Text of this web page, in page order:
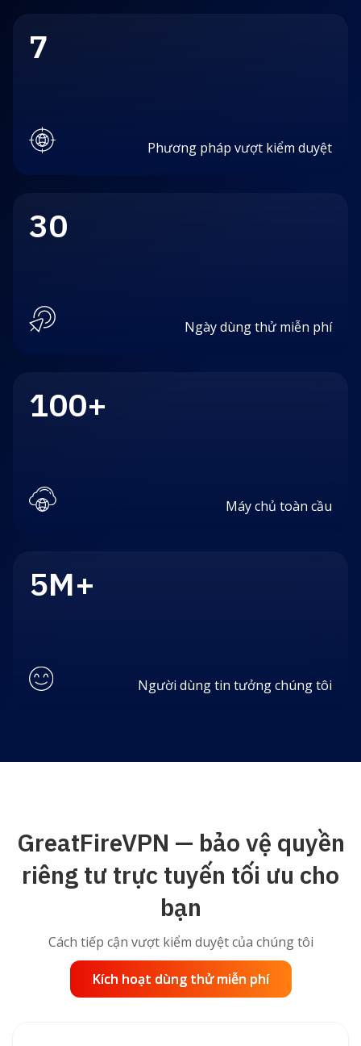
7
Phương pháp vượt kiểm duyệt
30
Ngày dùng thử miễn phí
100+
Máy chủ toàn cầu
5M+
Người dùng tin tưởng chúng tôi
GreatFireVPN — bảo vệ quyền
riêng tư trực tuyến tối ưu cho
bạn
Cách tiếp cận vượt kiểm duyệt của chúng tôi
Kích hoạt dùng thử miễn phí
Kích hoạt dùng thử miễn phí